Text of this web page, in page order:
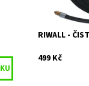
RIWALL -
499 Kč